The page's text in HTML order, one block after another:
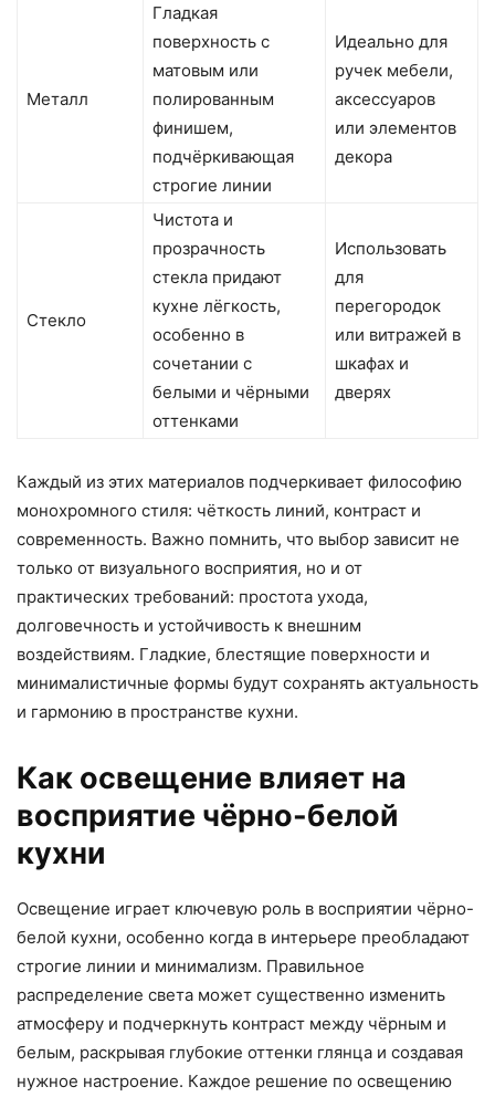
Металл
Гладкая
поверхность с
матовым или
полированным
финишем,
подчёркивающая
строгие линии
Идеально для
ручек мебели,
аксессуаров
или элементов
декора
Стекло
Чистота и
прозрачность
стекла придают
кухне лёгкость,
особенно в
сочетании с
белыми и чёрными
оттенками
Использовать
для
перегородок
или витражей в
шкафах и
дверях
Каждый из этих материалов подчеркивает философию
монохромного стиля: чёткость линий, контраст и
современность. Важно помнить, что выбор зависит не
только от визуального восприятия, но и от
практических требований: простота ухода,
долговечность и устойчивость к внешним
воздействиям. Гладкие, блестящие поверхности и
минималистичные формы будут сохранять актуальность
и гармонию в пространстве кухни.
Как освещение влияет на
восприятие чёрно-белой
кухни
Освещение играет ключевую роль в восприятии чёрно-
белой кухни, особенно когда в интерьере преобладают
строгие линии и минимализм. Правильное
распределение света может существенно изменить
атмосферу и подчеркнуть контраст между чёрным и
белым, раскрывая глубокие оттенки глянца и создавая
нужное настроение. Каждое решение по освещению